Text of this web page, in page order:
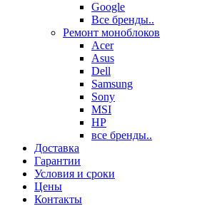
Google
Все бренды..
Ремонт моноблоков
Acer
Asus
Dell
Samsung
Sony
MSI
HP
все бренды..
Доставка
Гарантии
Условия и сроки
Цены
Контакты